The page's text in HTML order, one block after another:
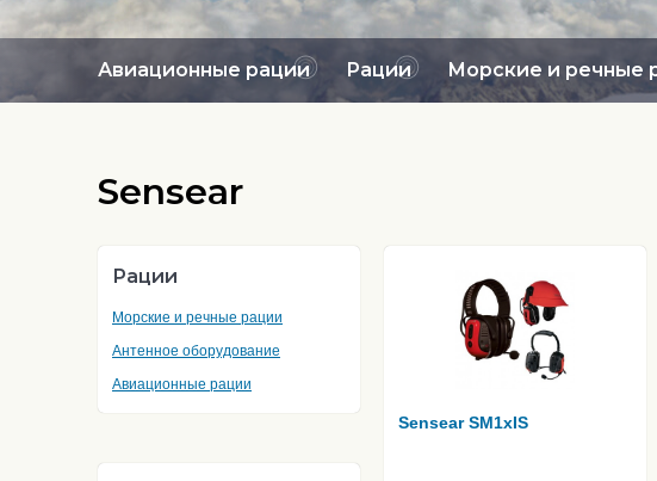
Авиационные рации Рации Морские и речные
Sensear
Рации
Морские и речные рации
Антенное оборудование
Авиационные рации
Sensear SM1xIS